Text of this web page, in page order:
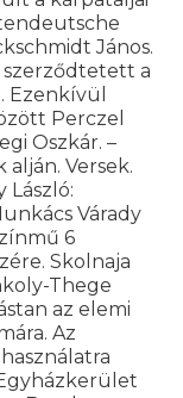
János.
szerződtetett a
Ezenkívül
Perczel
Oszkár. –
Versek.
László:
Várady
6
Skolnaja
Thege
az elemi
Az